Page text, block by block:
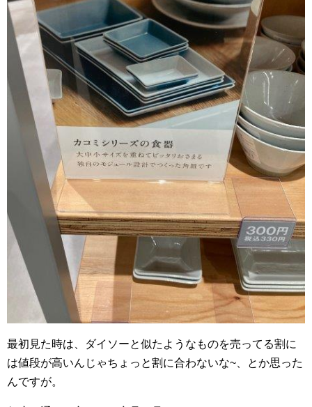
最初見た時は、ダイソーと似たようなものを売ってる割に
は値段が高いんじゃちょっと割に合わないな~、とか思った
んですが。